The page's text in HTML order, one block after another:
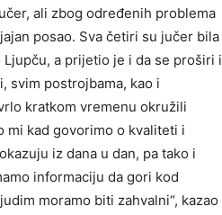
ali zbog određenih problema
posao. Sva četiri su jučer bila
a prijetio je i da se proširi i
svim postrojbama, kao i
kratkom vremenu okružili
mi kad govorimo o kvaliteti i
iz dana u dan, pa tako i
informaciju da gori kod
moramo biti zahvalni“, kazao